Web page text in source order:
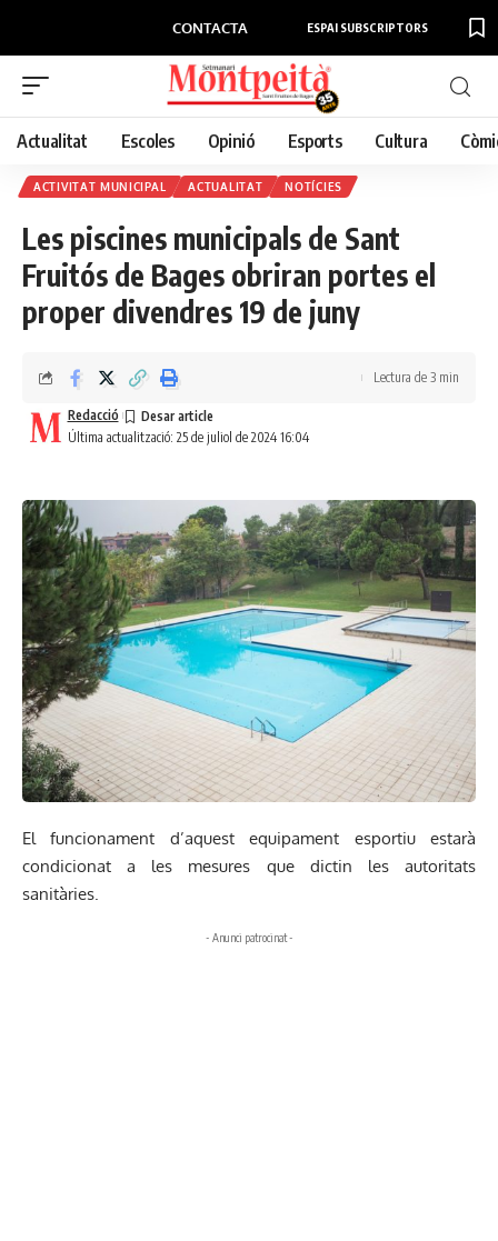
CONTACTA ESPAI SUBSCRIPTORS
Actualitat Escoles Opinió Esports Cultura
ACTIVITAT MUNICIPAL ACTUALITAT NOTÍCIES
Les piscines municipals de Sant
Fruitós de Bages obriran portes el
proper divendres 19 de juny
Última actualització: 25 de juliol de 2024 16:04
Redacció
Lectura de 3 min
El funcionament d’aquest equipament esportiu estarà
condicionat a les mesures que dictin les autoritats
sanitàries.
- Anunci patrocinat -